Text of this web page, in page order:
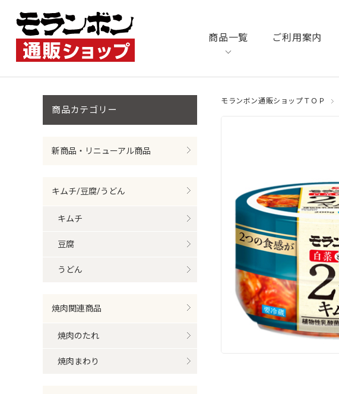
商品一覧 ご利用案内
モランボン通販ショップＴＯＰ
商品カテゴリ
新商品・リニューアル商品
キムチ/豆腐/うどん
キムチ
豆腐
うどん
焼肉関連商品
焼肉のたれ
焼肉まわり